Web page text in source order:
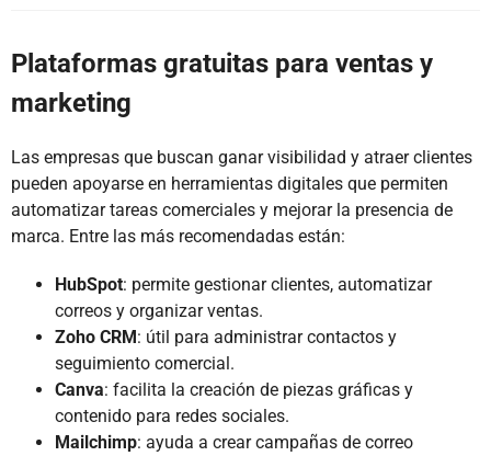
Plataformas gratuitas para ventas y
marketing
Las empresas que buscan ganar visibilidad y atraer clientes
pueden apoyarse en herramientas digitales que permiten
automatizar tareas comerciales y mejorar la presencia de
marca. Entre las más recomendadas están:
HubSpot: permite gestionar clientes, automatizar
correos y organizar ventas.
Zoho CRM: útil para administrar contactos y
seguimiento comercial.
Canva: facilita la creación de piezas gráficas y
contenido para redes sociales.
Mailchimp: ayuda a crear campañas de correo